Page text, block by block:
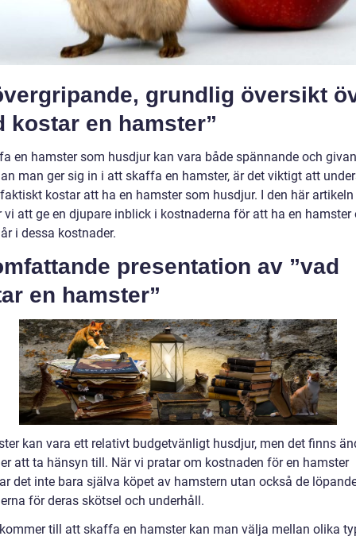
grundlig översikt
kostar en hamster”
en hamster som husdjur kan vara både spännande och
man ger sig in i att skaffa en hamster, är det viktigt att
kostar att ha en hamster som husdjur. I den här artikeln
vi att ge en djupare inblick i kostnaderna för att ha en hamster
i dessa kostnader.
presentation av ”vad
en hamster”
kan vara ett relativt budgetvänligt husdjur, men det finns
att ta hänsyn till. När vi pratar om kostnaden för en hamster
det inte bara själva köpet av hamstern utan också de
för deras skötsel och underhåll.
till att skaffa en hamster kan man välja mellan olika